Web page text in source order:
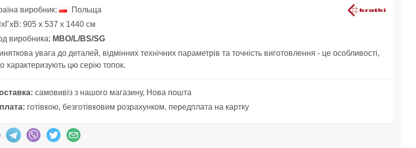
виробник:
Польща
905 x 537 x 1440 см
виробника: MBO/L/BS/SG
увага до деталей, відмінних технічних параметрів та точність виготовлення - це особливості,
характеризують цю серію топок.
самовивіз з нашого магазину, Нова пошта
готівкою, безготівковим розрахунком, передплата на картку